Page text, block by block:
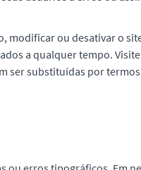
modificar ou desativar o
a qualquer tempo. Visite
ser substituídas por